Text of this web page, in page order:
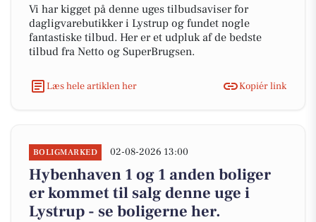
Vi har kigget på denne uges tilbudsaviser for
dagligvarebutikker i Lystrup og fundet nogle
fantastiske tilbud. Her er et udpluk af de bedste
tilbud fra Netto og SuperBrugsen.
Læs hele artiklen her Kopiér link
BOLIGMARKED 02-08-2026 13:00
Hybenhaven 1 og 1 anden boliger
er kommet til salg denne uge i
Lystrup - se boligerne her.